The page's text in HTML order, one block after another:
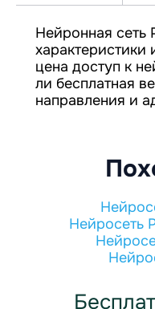
Нейронная сеть
характеристики
цена доступ к
ли бесплатная
направления и
Нейросеть